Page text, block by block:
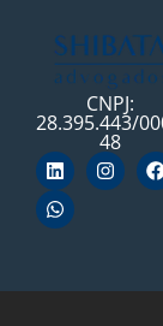
CNPJ:
28.395.443/
48